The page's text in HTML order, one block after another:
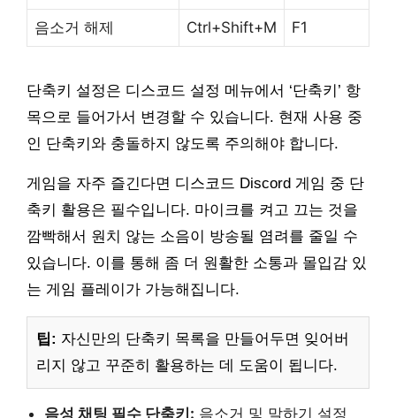
음소거 해제 Ctrl+Shift+M F1
단축키 설정은 디스코드 설정 메뉴에서 ‘단축키’ 항
목으로 들어가서 변경할 수 있습니다. 현재 사용 중
인 단축키와 충돌하지 않도록 주의해야 합니다.
게임을 자주 즐긴다면 디스코드 Discord 게임 중 단
축키 활용은 필수입니다. 마이크를 켜고 끄는 것을
깜빡해서 원치 않는 소음이 방송될 염려를 줄일 수
있습니다. 이를 통해 좀 더 원활한 소통과 몰입감 있
는 게임 플레이가 가능해집니다.
팁: 자신만의 단축키 목록을 만들어두면 잊어버
리지 않고 꾸준히 활용하는 데 도움이 됩니다.
음성 채팅 필수 단축키: 음소거 및 말하기 설정